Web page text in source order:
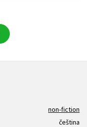
non-fiction
čeština